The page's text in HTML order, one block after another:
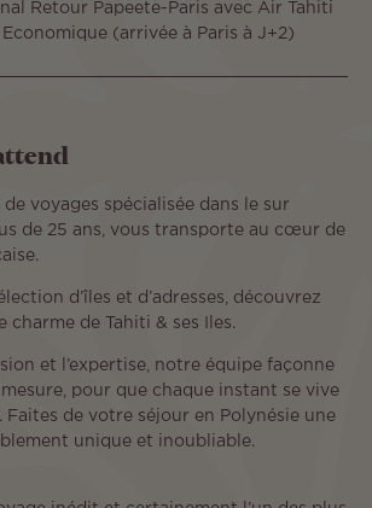
Retour Papeete-Paris avec Air Tahiti
Economique (arrivée à Paris à J+2)
de voyages spécialisée dans le sur
de 25 ans, vous transporte au cœur de
d’îles et d’adresses, découvrez
charme de Tahiti & ses Iles.
et l’expertise, notre équipe façonne
pour que chaque instant se vive
Faites de votre séjour en Polynésie une
unique et inoubliable.